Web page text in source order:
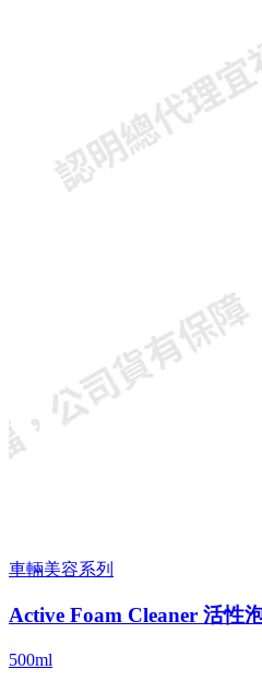
車輛美容系列
Active Foam Cleaner 活性
500ml